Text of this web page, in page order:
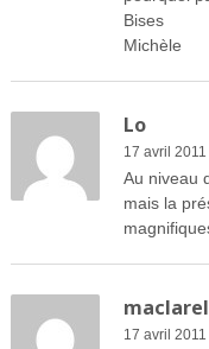
Bises
Michèle
Lo
17 avril 2011
Au niveau
mais la
17 avril 2011